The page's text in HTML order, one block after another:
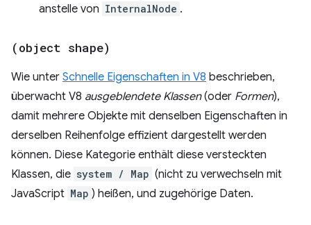
anstelle von InternalNode .
(object shape)
Wie unter Schnelle Eigenschaften in V8 beschrieben,
überwacht V8 ausgeblendete Klassen(oder Formen),
damit mehrere Objekte mit denselben Eigenschaften in
derselben Reihenfolge effizient dargestellt werden
können. Diese Kategorie enthält diese versteckten
Klassen, die system / Map (nicht zu verwechseln mit
JavaScript Map ) heißen, und zugehörige Daten.